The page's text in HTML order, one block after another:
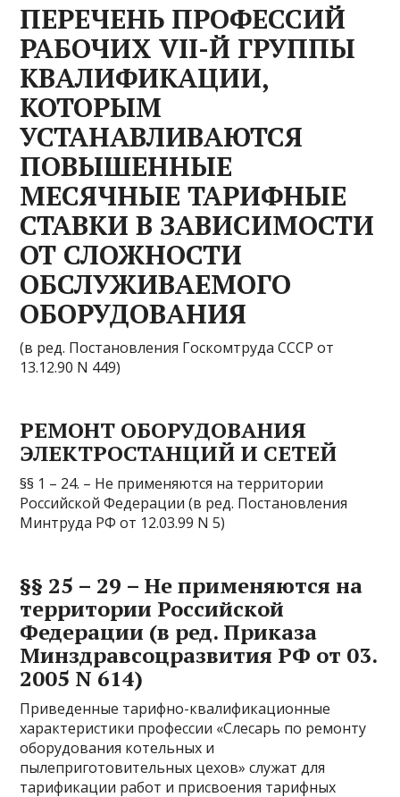
ПЕРЕЧЕНЬ ПРОФЕССИЙ
РАБОЧИХ VII-Й ГРУППЫ
КВАЛИФИКАЦИИ,
КОТОРЫМ
УСТАНАВЛИВАЮТСЯ
ПОВЫШЕННЫЕ
МЕСЯЧНЫЕ ТАРИФНЫЕ
СТАВКИ В ЗАВИСИМОСТИ
ОТ СЛОЖНОСТИ
ОБСЛУЖИВАЕМОГО
ОБОРУДОВАНИЯ
(в ред. Постановления Госкомтруда СССР от
13.12.90 N 449)
РЕМОНТ ОБОРУДОВАНИЯ
ЭЛЕКТРОСТАНЦИЙ И СЕТЕЙ
§§ 1 – 24. – Не применяются на территории
Российской Федерации (в ред. Постановления
Минтруда РФ от 12.03.99 N 5)
§§ 25 – 29 – Не применяются на
территории Российской
Федерации (в ред. Приказа
Минздравсоцразвития РФ от 03.
2005 N 614)
Приведенные тарифно-квалификационные
характеристики профессии «Слесарь по ремонту
оборудования котельных и
пылеприготовительных цехов» служат для
тарификации работ и присвоения тарифных